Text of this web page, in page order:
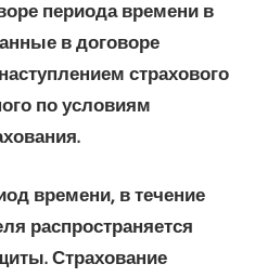
периода времени в
в договоре
страхового
по условиям
времени, в течение
распространяется
Страхование